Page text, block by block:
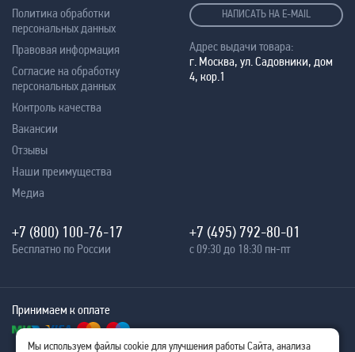
Политика обработки
персональных данных
Правовая информация
Согласие на обработку
персональных данных
Контроль качества
Вакансии
Отзывы
Наши преимущества
Медиа
НАПИСАТЬ НА E-MAIL
Адрес выдачи товара:
г. Москва, ул. Садовники, дом
4, кор.1
+7 (800) 100-76-17
Бесплатно по России
+7 (495) 792-80-01
с 09:30 до 18:30 пн-пт
Принимаем к оплате
Мы используем файлы cookie для улучшения работы Сайта, анализа